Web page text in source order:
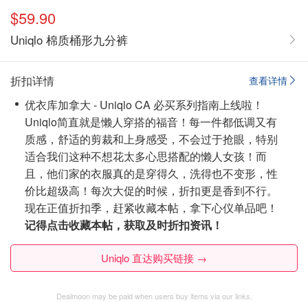
$59.90
Uniqlo 棉质桶形九分裤
查看详情
折扣详情
优衣库加拿大 - Uniqlo CA 必买系列指南上线啦！
Uniqlo简直就是懒人穿搭的福音！每一件都低调又有
质感，舒适的剪裁和上身感受，不会过于抢眼，特别
适合我们这种不想花太多心思搭配的懒人女孩！而
且，他们家的衣服真的是穿得久，洗得也不变形，性
价比超级高！每次大促的时候，折扣更是香到不行。
现在正值折扣季，赶紧收藏本帖，拿下心仪单品吧！
记得点击收藏本帖，获取及时折扣资讯！
Uniqlo 直达购买链接 →
Dealmoon may be paid when users buy items via our links.